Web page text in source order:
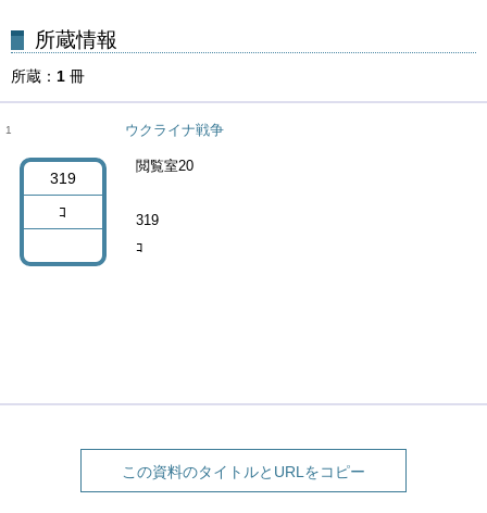
所蔵 1 冊
1
319
ｺ
ウクライナ戦争
閲覧室20
319
ｺ
この資料のタイトルとURLをコピー